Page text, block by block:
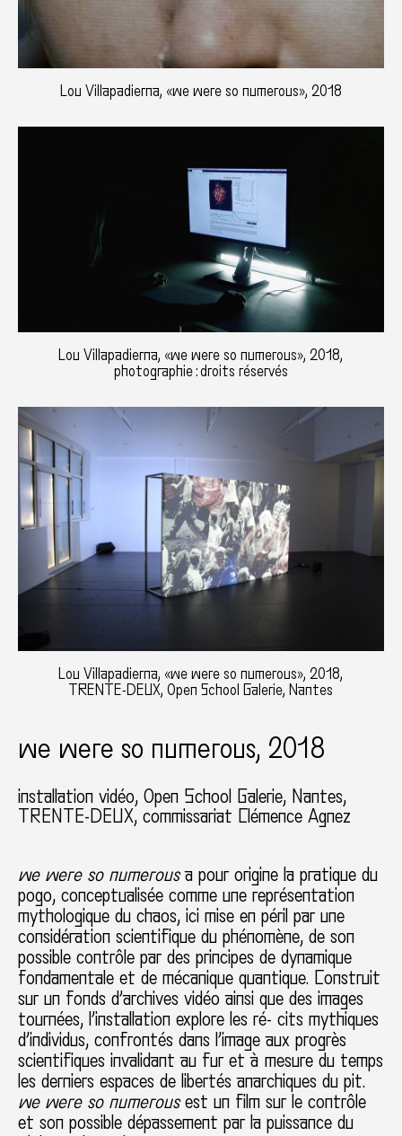
Lou Villapadierna, «we were so numerous», 2018
Lou Villapadierna, «we were so numerous», 2018,
photographie : droits réservés
Lou Villapadierna, «we were so numerous», 2018,
TRENTE-DEUX, Open School Galerie, Nantes
we were so numerous, 2018
installation vidéo Open School Galerie Nantes
TRENTE-DEUX commissariat Clémence Agnez
we were so numerousa pour origine la pratique du
pogo, conceptualisée comme une représentation
mythologique du chaos, ici mise en péril par une
considération scientifique du phénomène, de son
possible contrôle par des principes de dynamique
fondamentale et de mécanique quantique. Construit
sur un fonds d’archives vidéo ainsi que des images
tournées, l’installation explore les ré- cits mythiques
d’individus, confrontés dans l’image aux progrès
scientifiques invalidant au fur et à mesure du temps
les derniers espaces de libertés anarchiques du pit.
we were so numerousest un film sur le contrôle
et son possible dépassement par la puissance du